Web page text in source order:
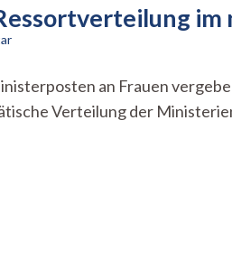
zu
eine
Kompetenz?
an Frauen
Verteilung der